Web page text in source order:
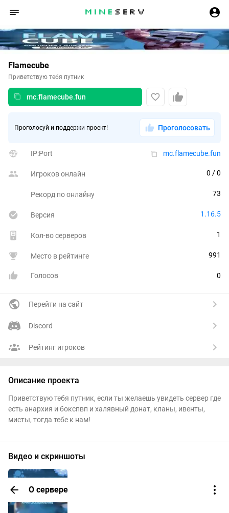
О сервере
Flamecube
Приветствую тебя путник
mc.flamecube.fun
Проголосуй и поддержи проект! Проголосовать
IP:Port mc.flamecube.fun
Игроков онлайн 0 / 0
Рекорд по онлайну 73
Версия 1.16.5
Кол-во серверов 1
Место в рейтинге 991
Голосов 0
Перейти на сайт
Discord
Рейтинг игроков
Описание проекта
Приветствую тебя путник, если ты желаешь увидеть сервер где
есть анархия и бокспвп и халявный донат, кланы, ивенты,
мисты, тогда тебе к нам!
Видео и скриншоты